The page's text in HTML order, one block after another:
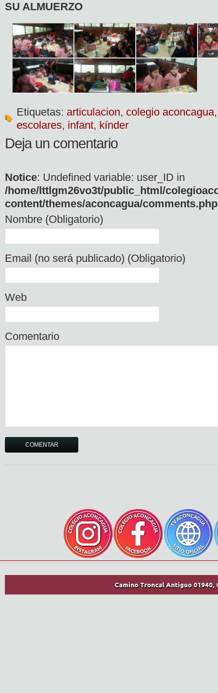
SU ALMUERZO
Etiquetas: articulacion, colegio aconcagua
escolares, infant, kínder
Deja un comentario
Notice: Undefined variable: user_ID in
/home/lttlgm26vo3t/public_html/
content/themes/aconcagua/comments.php
Nombre (Obligatorio)
Email (no será publicado) (Obligatorio)
Web
Comentario